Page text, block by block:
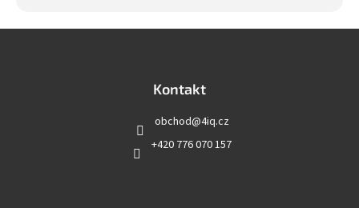
Kontakt
obchod@4iq.cz
+420 776 070 157